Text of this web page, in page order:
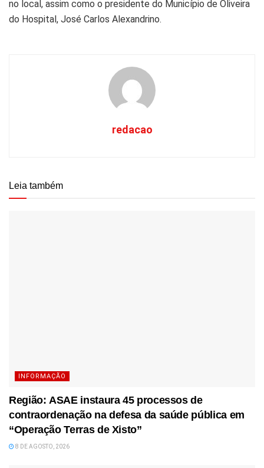
no local, assim como o presidente do Município de Oliveira
do Hospital, José Carlos Alexandrino.
redacao
Leia também
INFORMAÇÃO
Região: ASAE instaura 45 processos de
contraordenação na defesa da saúde pública em
“Operação Terras de Xisto”
8 DE AGOSTO, 2026